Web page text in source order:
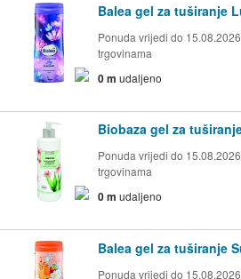
Balea gel za tuširanje
Ponuda vrijedi do
trgovinama
0 m udaljeno
Biobaza gel za
Ponuda vrijedi do
trgovinama
0 m udaljeno
Balea gel za tuširanje
Ponuda vrijedi do